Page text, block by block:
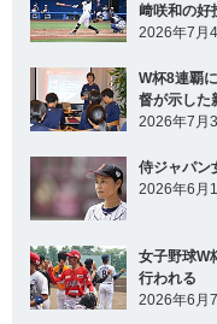
﨑咲和の好
2026年7月
W杯8連覇
督が示した
2026年7月
侍ジャパン
2026年6月
女子野球W
行われる
2026年6月